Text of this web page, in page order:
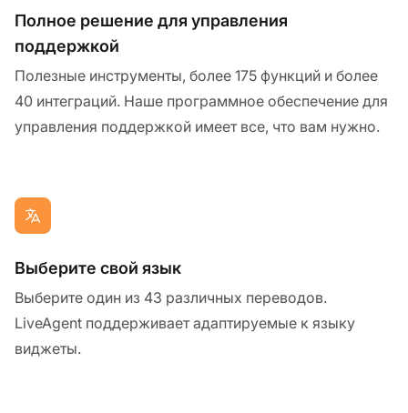
Полное решение для управления
поддержкой
Полезные инструменты, более 175 функций и более
40 интеграций. Наше программное обеспечение для
управления поддержкой имеет все, что вам нужно.
Выберите свой язык
Выберите один из 43 различных переводов.
LiveAgent поддерживает адаптируемые к языку
виджеты.